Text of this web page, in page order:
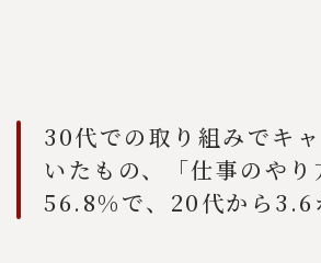
読者は、新しい働き方を実践
業、人的資本経営／リスキリ
ビリティ等、かつてないもの
者」です。
30代での取り組みでキ
いたもの、「仕事のや
56.8%で、20代から3.6